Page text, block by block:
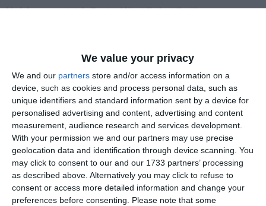
We value your privacy
We and our partners store and/or access information on a
device, such as cookies and process personal data, such as
unique identifiers and standard information sent by a device for
personalised advertising and content, advertising and content
measurement, audience research and services development.
With your permission we and our partners may use precise
geolocation data and identification through device scanning. You
may click to consent to our and our 1733 partners’ processing
as described above. Alternatively you may click to refuse to
consent or access more detailed information and change your
preferences before consenting. Please note that some
Nedelcu, executat de Ponta şi lăsat fără atribuţii
pentru Corvin Nedelcu, din funcţia publică corespunzătoare
categoriei înalţilor funcţionari publici de secretar general al
Ministerului Educaţiei, Cercetării, Tineretului şi Sportului, în funcţia
publică de inspector guvernamental în cadrul Secretariatului
General al Guvernului.
Naş şi fin sau „naş" şi „fin"?
Deocamdată este destul de neclar pe cine-şi doreşte Comănescu
interfaţă la Constanţa când vine vorba de partidul lui MRU, însă
umblă deja vorba că mulţi dintre doritori ar bate în retragere de când
s-a aflat că fostul demnitar Nedelcu ar fi umbra lui MRU. La fel de